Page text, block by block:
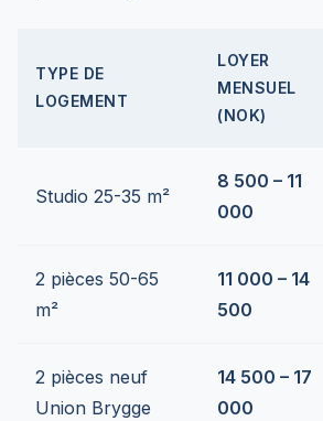
TYPE DE
LOGEMENT
LOYER
MENSUEL
(NOK)
Studio 25-35 m²
8 500 – 11
000
2 pièces 50-65
m²
11 000 – 14
500
2 pièces neuf
Union Brygge
14 500 – 17
000